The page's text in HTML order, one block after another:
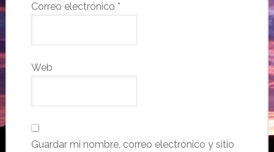
Correo electrónico *
Web
Guardar mi nombre, correo electrónico y sitio